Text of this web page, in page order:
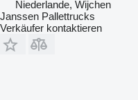
Niederlande, Wijchen
Janssen Pallettrucks
Verkäufer kontaktieren